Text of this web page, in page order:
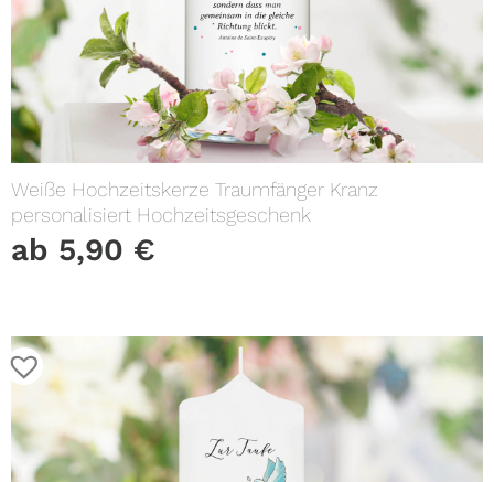
Weiße Hochzeitskerze Traumfänger Kranz
personalisiert Hochzeitsgeschenk
ab 5,90 €